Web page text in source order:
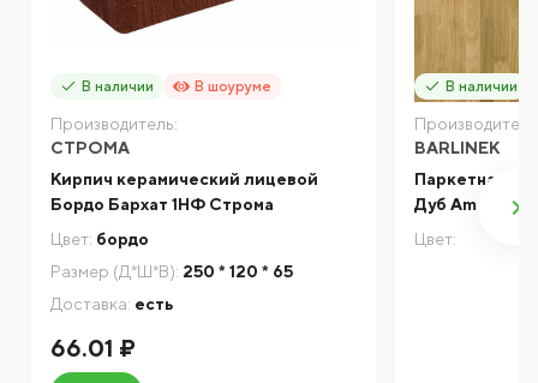
В наличии В шоуруме
Производитель:
СТРОМА
Кирпич керамический лицевой
Бордо Бархат 1НФ Строма
Цвет: бордо
Размер (Д*Ш*В): 250 * 120 * 65
Доставка: есть
66.01 ₽
В наличии
BARLINEK
Паркетная
Дуб Amazon
Цвет: